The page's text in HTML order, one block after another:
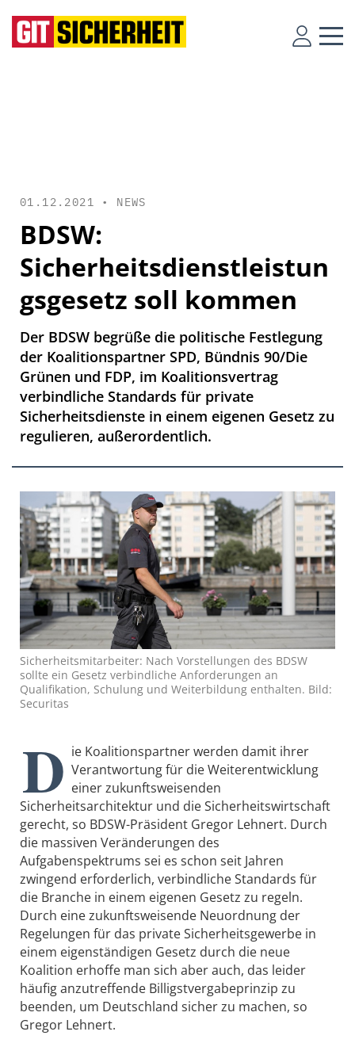
01.12.2021 • NEWS
BDSW:
Sicherheitsdienstleistun
gsgesetz soll kommen
Der BDSW begrüße die politische Festlegung
der Koalitionspartner SPD, Bündnis 90/Die
Grünen und FDP, im Koalitionsvertrag
verbindliche Standards für private
Sicherheitsdienste in einem eigenen Gesetz zu
regulieren, außerordentlich.
Sicherheitsmitarbeiter: Nach Vorstellungen des BDSW
sollte ein Gesetz verbindliche Anforderungen an
Qualifikation, Schulung und Weiterbildung enthalten. Bild:
Securitas
D ie Koalitionspartner werden damit ihrer
Verantwortung für die Weiterentwicklung
einer zukunftsweisenden
Sicherheitsarchitektur und die Sicherheitswirtschaft
gerecht, so BDSW-Präsident Gregor Lehnert. Durch
die massiven Veränderungen des
Aufgabenspektrums sei es schon seit Jahren
zwingend erforderlich, verbindliche Standards für
die Branche in einem eigenen Gesetz zu regeln.
Durch eine zukunftsweisende Neuordnung der
Regelungen für das private Sicherheitsgewerbe in
einem eigenständigen Gesetz durch die neue
Koalition erhoffe man sich aber auch, das leider
häufig anzutreffende Billigstvergabeprinzip zu
beenden, um Deutschland sicher zu machen, so
Gregor Lehnert.